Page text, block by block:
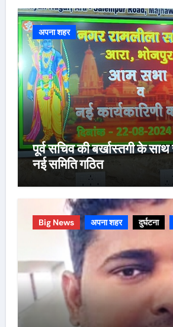
अपना शहर
पूर्व सचिव की बर्खास्तगी के साथ
नई समिति गठित
Big News अपना शहर दुर्घटना